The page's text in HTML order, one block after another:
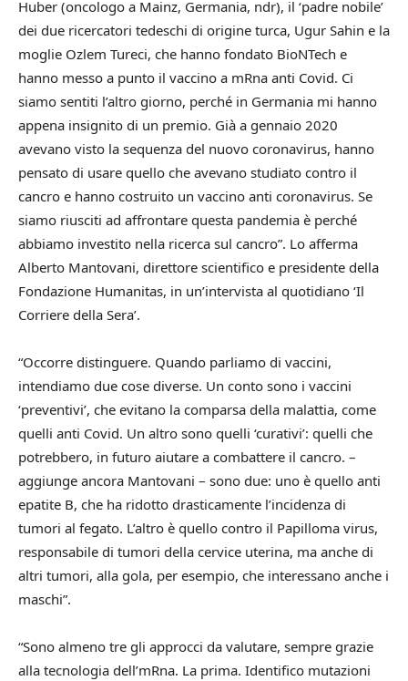
Huber (oncologo a Mainz, Germania, ndr), il ‘padre nobile’
dei due ricercatori tedeschi di origine turca, Ugur Sahin e la
moglie Ozlem Tureci, che hanno fondato BioNTech e
hanno messo a punto il vaccino a mRna anti Covid. Ci
siamo sentiti l’altro giorno, perché in Germania mi hanno
appena insignito di un premio. Già a gennaio 2020
avevano visto la sequenza del nuovo coronavirus, hanno
pensato di usare quello che avevano studiato contro il
cancro e hanno costruito un vaccino anti coronavirus. Se
siamo riusciti ad affrontare questa pandemia è perché
abbiamo investito nella ricerca sul cancro”. Lo afferma
Alberto Mantovani, direttore scientifico e presidente della
Fondazione Humanitas, in un’intervista al quotidiano ‘Il
Corriere della Sera’.
“Occorre distinguere. Quando parliamo di vaccini,
intendiamo due cose diverse. Un conto sono i vaccini
‘preventivi’, che evitano la comparsa della malattia, come
quelli anti Covid. Un altro sono quelli ‘curativi’: quelli che
potrebbero, in futuro aiutare a combattere il cancro. –
aggiunge ancora Mantovani – sono due: uno è quello anti
epatite B, che ha ridotto drasticamente l’incidenza di
tumori al fegato. L’altro è quello contro il Papilloma virus,
responsabile di tumori della cervice uterina, ma anche di
altri tumori, alla gola, per esempio, che interessano anche i
maschi”.
“Sono almeno tre gli approcci da valutare, sempre grazie
alla tecnologia dell’mRna. La prima. Identifico mutazioni